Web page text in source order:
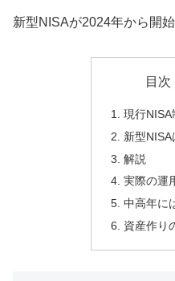
新型NISAが2024年から開始
目次
現行NISA
新型NISA
解説
実際の運
中高年に
資産作り